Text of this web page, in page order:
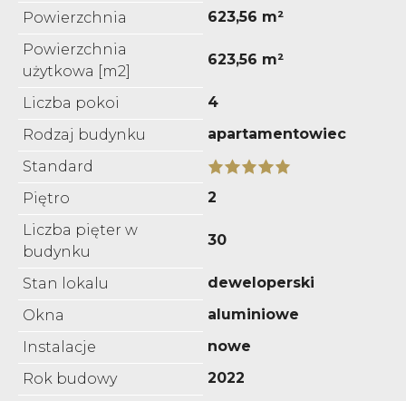
Powierzchnia
623,56 m²
Powierzchnia
użytkowa [m2]
623,56 m²
Liczba pokoi
4
Rodzaj budynku
apartamentowiec
Standard
Piętro
2
Liczba pięter w
budynku
30
Stan lokalu
deweloperski
Okna
aluminiowe
Instalacje
nowe
Rok budowy
2022